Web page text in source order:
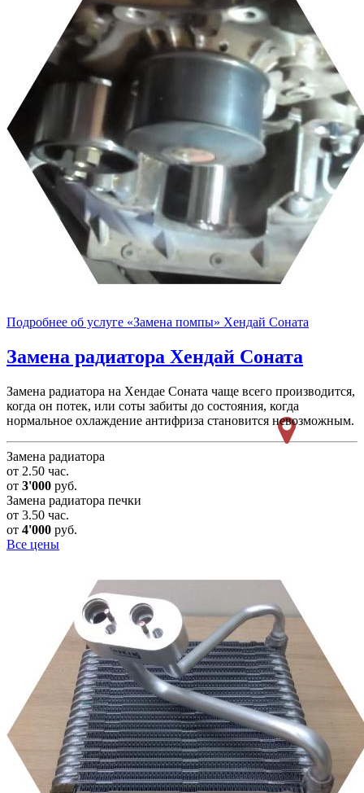
Подробнее об услуге «Замена помпы» Хендай Соната
Замена радиатора Хендай Соната
Замена радиатора на Хендае Соната чаще всего производится,
когда он потек, или соты забиты до состояния, когда
нормальное охлаждение антифриза становится невозможным.
Замена радиатора
от 2.50 час.
от 3'000 руб.
Замена радиатора печки
от 3.50 час.
от 4'000 руб.
Все цены